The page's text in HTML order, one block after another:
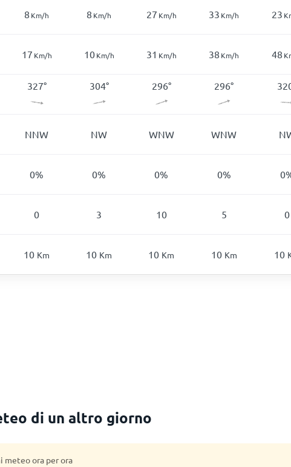
8 Km/h 8 Km/h 27 Km/h 33 Km/h 23
17 Km/h 10 Km/h 31 Km/h 38 Km/h 48
327° 304° 296° 296°
NNW NW WNW WNW
0% 0% 0% 0% 0
0 3 10 5 0
10 Km 10 Km 10 Km 10 Km 10
di un altro giorno
meteo ora per ora